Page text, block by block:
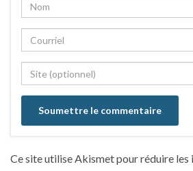
Ce site utilise Akismet pour réduire les